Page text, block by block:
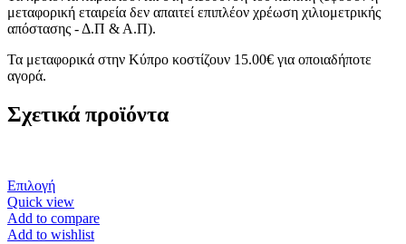
μεταφορική εταιρεία δεν απαιτεί επιπλέον χρέωση χιλιομετρικής
απόστασης - Δ.Π & Α.Π).
Τα μεταφορικά στην Κύπρο κοστίζουν 15.00€ για οποιαδήποτε
αγορά.
Σχετικά προϊόντα
ΕπιλογήΑυτό
το
προϊόν
έχει
Quick view
Add to compare
Add to wishlist